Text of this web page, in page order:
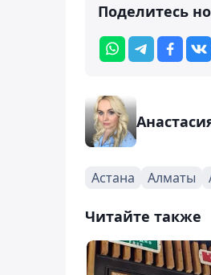
Поделитесь
Астана Алматы
Читайте также